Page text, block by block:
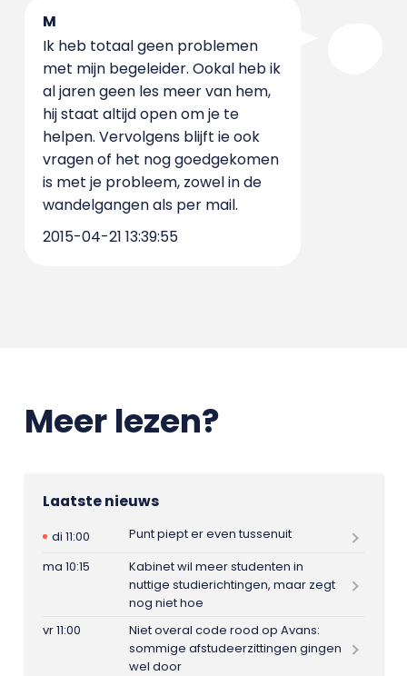
M
Ik heb totaal geen problemen
met mijn begeleider. Ookal heb ik
al jaren geen les meer van hem,
hij staat altijd open om je te
helpen. Vervolgens blijft ie ook
vragen of het nog goedgekomen
is met je probleem, zowel in de
wandelgangen als per mail.
2015-04-21 13:39:55
Meer lezen?
Laatste nieuws
di 11:00
Punt piept er even tussenuit
ma 10:15
Kabinet wil meer studenten in
nuttige studierichtingen, maar zegt
nog niet hoe
vr 11:00
Niet overal code rood op Avans:
sommige afstudeerzittingen gingen
wel door